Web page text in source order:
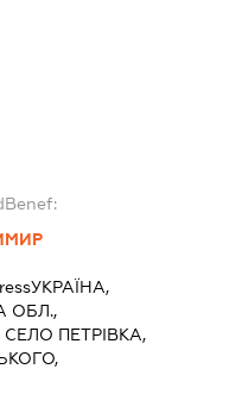
УКРАЇНА,
ОБЛ.,
ПЕТРІВКА,